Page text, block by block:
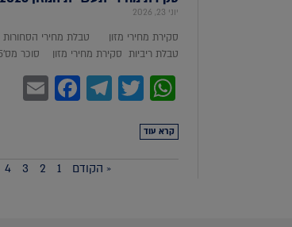
יוני 23, 2026
סקירת מחירי מזון טבלת מחירי הסחורות
טבלת ריביות סקירת מחירי מזון סוכר מס'5, סוכר מס' 11, קקאו,
WhatsApp
Twitter
קרא עוד
« הקודם 1
2
3
4